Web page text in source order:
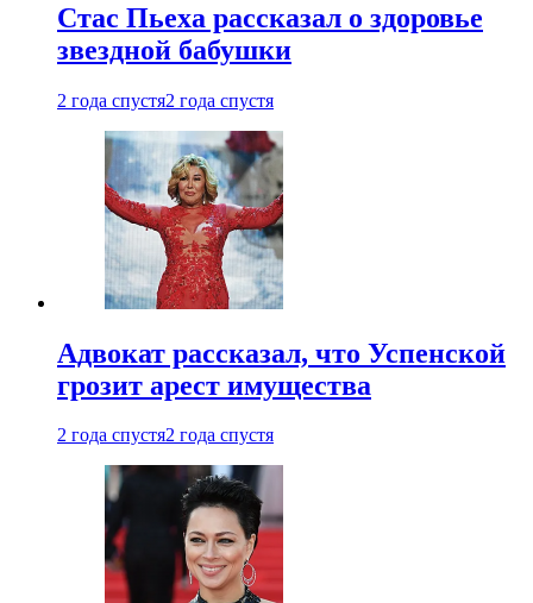
Стас Пьеха рассказал о здоровье
звездной бабушки
2 года спустя2 года спустя
Адвокат рассказал, что Успенской
грозит арест имущества
2 года спустя2 года спустя